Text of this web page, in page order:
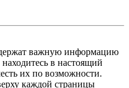
важную информацию
в настоящий
их по возможности.
каждой страницы